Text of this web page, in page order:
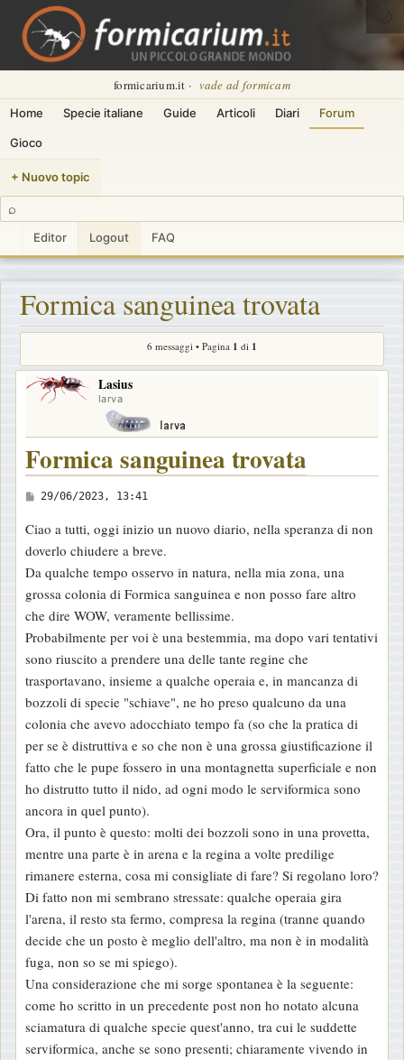
formicarium.it · vade ad formicam
Home Specie italiane Guide Articoli Diari Forum
Gioco
+ Nuovo topic
⌕
Editor Logout FAQ
🌙
Formica sanguinea trovata
6 messaggi • Pagina 1 di 1
Lasius
larva
Formica sanguinea trovata
M
s
s
a
g
g
i
o
29/06/2023, 13:41
Ciao a tutti, oggi inizio un nuovo diario, nella speranza di non
doverlo chiudere a breve.
Da qualche tempo osservo in natura, nella mia zona, una
grossa colonia di Formica sanguinea e non posso fare altro
che dire WOW, veramente bellissime.
Probabilmente per voi è una bestemmia, ma dopo vari tentativi
sono riuscito a prendere una delle tante regine che
trasportavano, insieme a qualche operaia e, in mancanza di
bozzoli di specie "schiave", ne ho preso qualcuno da una
colonia che avevo adocchiato tempo fa (so che la pratica di
per se è distruttiva e so che non è una grossa giustificazione il
fatto che le pupe fossero in una montagnetta superficiale e non
ho distrutto tutto il nido, ad ogni modo le serviformica sono
ancora in quel punto).
Ora, il punto è questo: molti dei bozzoli sono in una provetta,
mentre una parte è in arena e la regina a volte predilige
rimanere esterna, cosa mi consigliate di fare? Si regolano loro?
Di fatto non mi sembrano stressate: qualche operaia gira
l'arena, il resto sta fermo, compresa la regina (tranne quando
decide che un posto è meglio dell'altro, ma non è in modalità
fuga, non so se mi spiego).
Una considerazione che mi sorge spontanea è la seguente:
come ho scritto in un precedente post non ho notato alcuna
sciamatura di qualche specie quest'anno, tra cui le suddette
serviformica, anche se sono presenti; chiaramente vivendo in